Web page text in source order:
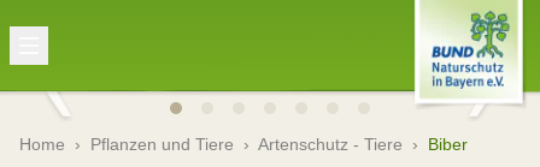
Home › Pflanzen und Tiere › Artenschutz - Tiere › Biber